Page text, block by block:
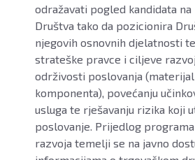
odražavati pogled kandidata
Društva tako da pozicionira
njegovih osnovnih djelatnosti
strateške pravce i ciljeve
održivosti poslovanja
komponenta), povećanju
usluga te rješavanju rizika koji
poslovanje. Prijedlog
razvoja temelji se na javno